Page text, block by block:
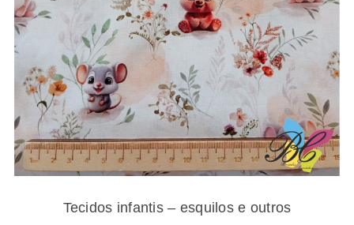
Tecidos infantis – esquilos e outros
Tecidos infantis – esquilos e outros